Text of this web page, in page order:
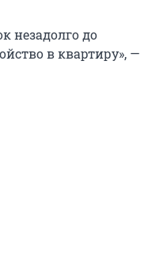
незадолго до
в квартиру», —